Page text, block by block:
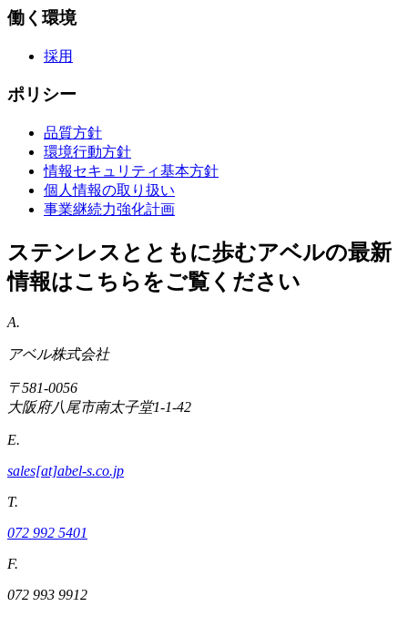
働く環境
採用
ポリシー
品質方針
環境行動方針
情報セキュリティ基本方針
個人情報の取り扱い
事業継続力強化計画
ステンレスとともに歩むアベルの最新
情報はこちらをご覧ください
A.
アベル株式会社
〒581-0056
大阪府八尾市南太子堂1-1-42
E.
sales[at]abel-s.co.jp
T.
072 992 5401
F.
072 993 9912